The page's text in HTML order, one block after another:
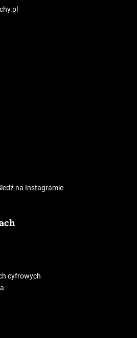
na Instagramie
cyfrowych